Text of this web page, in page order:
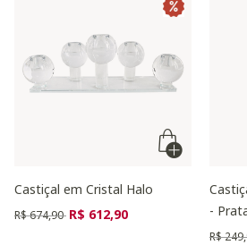
Castiçal em Cristal Halo
Preço reduzido de
R$ 674,90 para
R$ 612,90
-
Preço
R$